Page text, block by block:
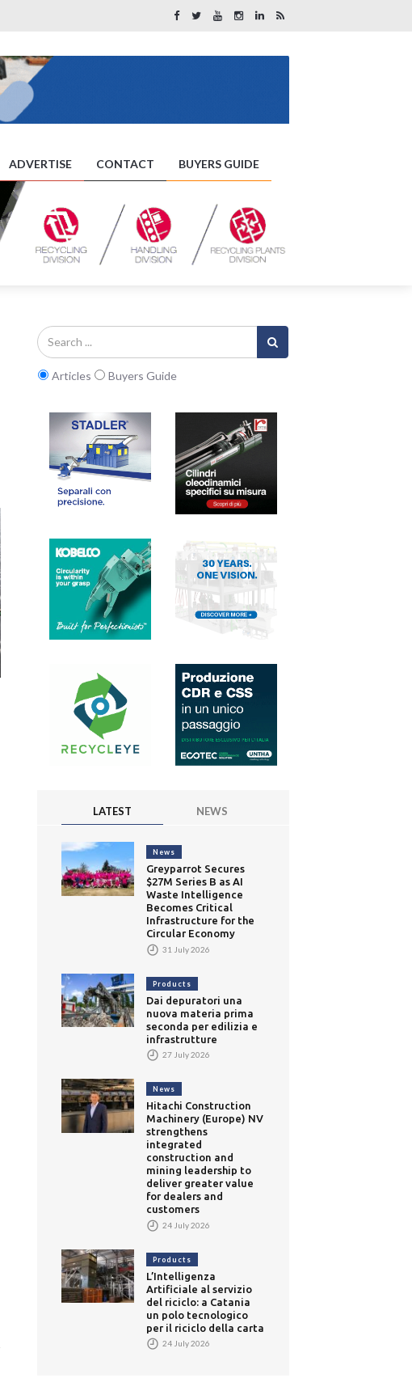
ADVERTISE CONTACT BUYERS GUIDE
Articles Buyers Guide
LATEST NEWS
News
Greyparrot Secures
$27M Series B as AI
Waste Intelligence
Becomes Critical
Infrastructure for the
Circular Economy
31 July 2026
Products
Dai depuratori una
nuova materia prima
seconda per edilizia e
infrastrutture
27 July 2026
News
Hitachi Construction
Machinery (Europe) NV
strengthens
integrated
construction and
mining leadership to
deliver greater value
for dealers and
customers
24 July 2026
Products
L’Intelligenza
Artificiale al servizio
del riciclo: a Catania
un polo tecnologico
per il riciclo della carta
24 July 2026